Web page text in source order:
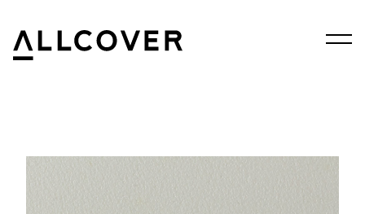
Menu